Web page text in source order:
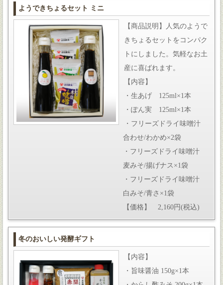
ようできちょるセット ミニ
【商品説明】人気のようで
きちょるセットをコンパク
トにしました。気軽なお土
産に喜ばれます。
【内容】
・生あげ 125ml×1本
・ぽん実 125ml×1本
・フリーズドライ味噌汁
合わせ/わかめ×2袋
・フリーズドライ味噌汁
麦みそ/揚げナス×1袋
・フリーズドライ味噌汁
白みそ/青さ×1袋
【価格】 2,160円(税込)
冬のおいしい発酵ギフト
【内容】
・旨味醤油 150g×1本